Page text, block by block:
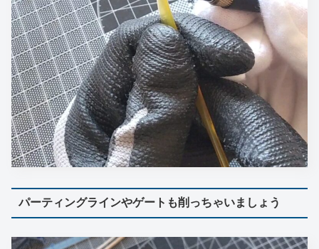
パーティングラインやゲートも削っちゃいましょう